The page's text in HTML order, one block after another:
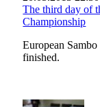
The third day of
Championship
European
finished.